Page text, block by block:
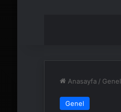
Anasayfa / Genel
Genel